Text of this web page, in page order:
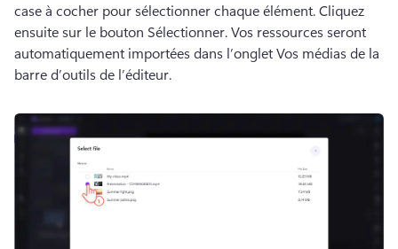
case à cocher pour sélectionner chaque élément. Cliquez
ensuite sur le bouton Sélectionner. Vos ressources seront
automatiquement importées dans l’onglet Vos médias de la
barre d’outils de l’éditeur.